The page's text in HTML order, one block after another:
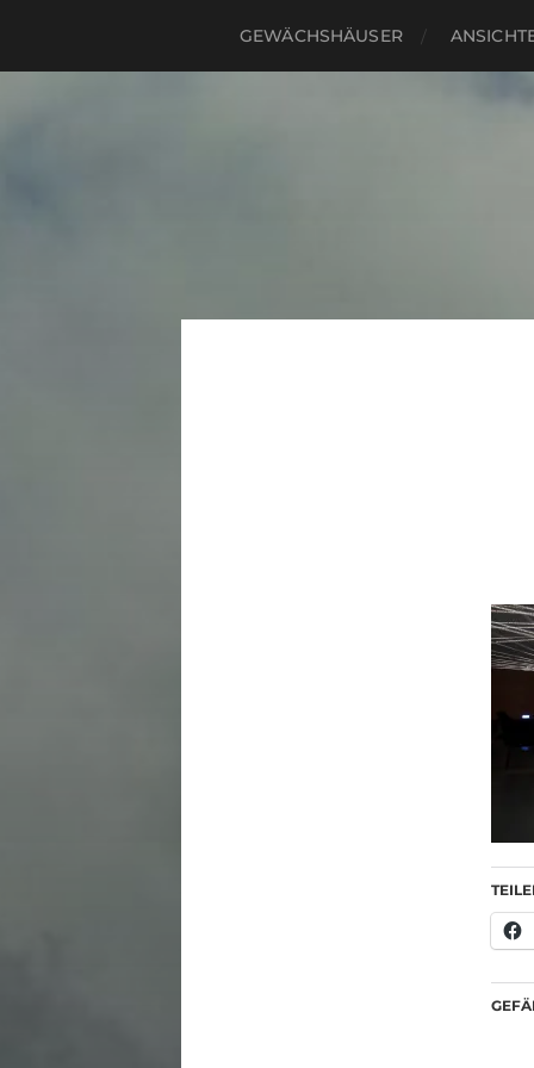
GEWÄCHSHÄUSER